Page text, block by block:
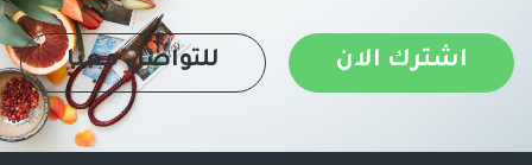
اشترك الان للتواصل معنا